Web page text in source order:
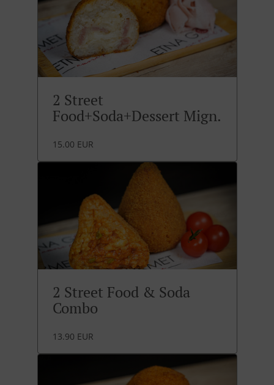
2 Street
Food+Soda+Dessert Mign.
15.00 EUR
2 Street Food & Soda
Combo
13.90 EUR